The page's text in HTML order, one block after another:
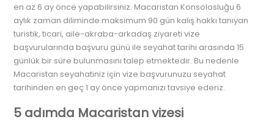
en az 6 ay önce yapabilirsiniz. Macaristan Konsolosluğu 6
aylık zaman diliminde maksimum 90 gün kalış hakkı tanıyan
turistik, ticari, aile-akraba-arkadaş ziyareti vize
başvurularında başvuru günü ile seyahat tarihi arasında 15
günlük bir süre bulunmasını talep etmektedir. Bu nedenle
Macaristan seyahatiniz için vize başvurunuzu seyahat
tarihinden en geç 1 ay önce yapmanızı tavsiye ederiz.
5 adımda Macaristan vizesi